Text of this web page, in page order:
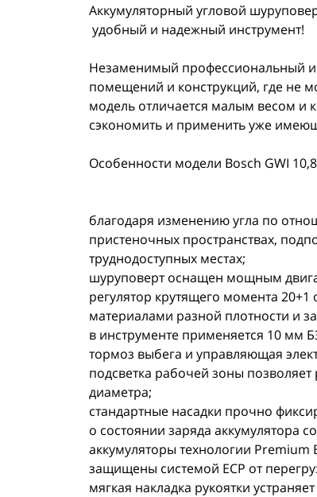
Аккумуляторный угловой
удобный и надежный инструмент!
Незаменимый профессиональный
помещений и конструкций, где не
модель отличается малым весом и
сэкономить и применить уже
Особенности модели Bosch GWI
благодаря изменению угла по
пристеночных пространствах,
труднодоступных местах;
шуруповерт оснащен мощным
регулятор крутящего момента
материалами разной плотности и
в инструменте применяется 10 мм
тормоз выбега и управляющая
подсветка рабочей зоны
диаметра;
стандартные насадки прочно
о состоянии заряда аккумулятора
аккумуляторы технологии
защищены системой ЕСР от
мягкая накладка рукоятки